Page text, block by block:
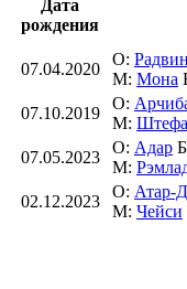
Дата
рождения
07.04.2020
О: Радвин
М: Мона
07.10.2019
О:
М:
07.05.2023
О: Адар
М:
02.12.2023
О: Атар-
М: Чейси